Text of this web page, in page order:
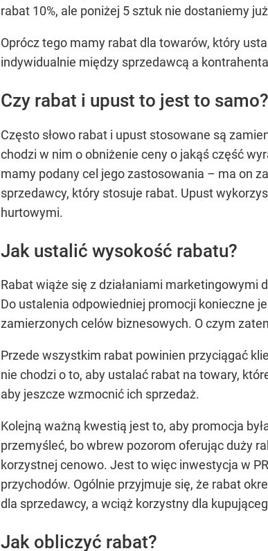
rabat 10%, ale poniżej 5 sztuk nie dostaniemy
Oprócz tego mamy rabat dla towarów, który
indywidualnie między sprzedawcą a
Czy rabat i upust to jest to samo?
Często słowo rabat i upust stosowane są
chodzi w nim o obniżenie ceny o jakąś część
mamy podany cel jego zastosowania – ma on
sprzedawcy, który stosuje rabat. Upust
hurtowymi.
Jak ustalić wysokość rabatu?
Rabat wiąże się z działaniami marketingowymi
Do ustalenia odpowiedniej promocji konieczne
zamierzonych celów biznesowych. O czym
Przede wszystkim rabat powinien przyciągać
nie chodzi o to, aby ustalać rabat na towary,
aby jeszcze wzmocnić ich sprzedaż.
Kolejną ważną kwestią jest to, aby promocja
przemyśleć, bo wbrew pozorom oferując duży
korzystnej cenowo. Jest to więc inwestycja w
przychodów. Ogólnie przyjmuje się, że rabat
dla sprzedawcy, a wciąż korzystny dla
Jak obliczyć rabat?